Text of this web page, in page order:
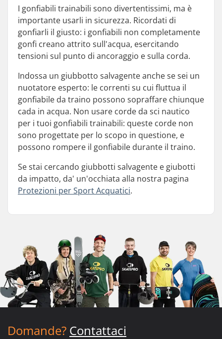
I gonfiabili trainabili sono divertentissimi, ma è
importante usarli in sicurezza. Ricordati di
gonfiarli il giusto: i gonfiabili non completamente
gonfi creano attrito sull'acqua, esercitando
tensioni sul punto di ancoraggio e sulla corda.
Indossa un giubbotto salvagente anche se sei un
nuotatore esperto: le correnti su cui fluttua il
gonfiabile da traino possono sopraffare chiunque
cada in acqua. Non usare corde da sci nautico
per i tuoi gonfiabili trainabili: queste corde non
sono progettate per lo scopo in questione, e
possono rompere il gonfiabile durante il traino.
Se stai cercando giubbotti salvagente e giubotti
da impatto, da' un'occhiata alla nostra pagina
Protezioni per Sport Acquatici.
Domande? Contattaci